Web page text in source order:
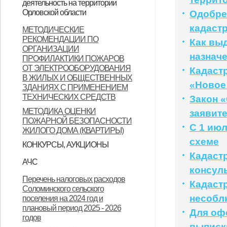
Орловской области
деятельность на территории
Орловской области
Контактные данные операторов
связи, осуществляющих
деятельность на территории
Орловской области
МЕТОДИЧЕСКИЕ
РЕКОМЕНДАЦИИ ПО
ОРГАНИЗАЦИИ
ПРОФИЛАКТИКИ ПОЖАРОВ
ОТ ЭЛЕКТРООБОРУДОВАНИЯ
В ЖИЛЫХ И ОБЩЕСТВЕННЫХ
ЗДАНИЯХ С ПРИМЕНЕНИЕМ
ТЕХНИЧЕСКИХ СРЕДСТВ
МЕТОДИКА ОЦЕНКИ
ПОЖАРНОЙ БЕЗОПАСНОСТИ
ЖИЛОГО ДОМА (КВАРТИРЫ)
КОНКУРСЫ, АУКЦИОНЫ
Продажа земельных участков
АЧС
области от 23.11.2022 года № 674
"Об установлении
ограничительных мероприятий
области от 28.11.2022 года № 683
"О внесении изменений в Указ
Губернатора Орловской области
области от 28.11.2022 года № 684
"Об установлении
ограничительных мероприятий
Перечень налоговых расходов
Соломинского сельского
поселения на 2024 год и
плановый период 2025 - 2026
годов
Как
Закон
С 1
схеме
Для